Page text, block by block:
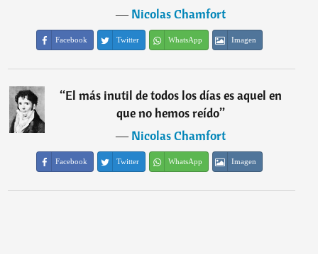
―Nicolas Chamfort
Facebook Twitter WhatsApp Imagen
“El más inutil de todos los días es aquel en
que no hemos reído”
―Nicolas Chamfort
Facebook Twitter WhatsApp Imagen